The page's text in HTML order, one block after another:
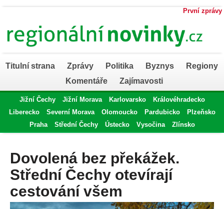
První zprávy
Titulní strana Zprávy Politika Byznys
Regiony
Komentáře
Zajímavosti
Jižní Čechy Jižní Morava Karlovarsko
Královéhradecko
Liberecko
Severní Morava Olomoucko Pardubicko
Plzeňsko
Praha
Střední Čechy Ústecko Vysočina Zlínsko
Dovolená bez překážek.
Střední Čechy otevírají
cestování všem